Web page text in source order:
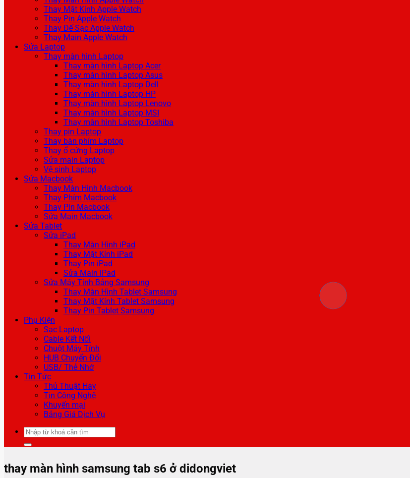
Thay Mặt Kính Apple Watch
Thay Pin Apple Watch
Thay Đế Sạc Apple Watch
Thay Main Apple Watch
Sửa Laptop
Thay màn hình Laptop
Thay màn hình Laptop Acer
Thay màn hình Laptop Asus
Thay màn hình Laptop Dell
Thay màn hình Laptop HP
Thay màn hình Laptop Lenovo
Thay màn hình Laptop MSI
Thay màn hình Laptop Toshiba
Thay pin Laptop
Thay bàn phím Laptop
Thay ổ cứng Laptop
Sửa main Laptop
Vệ sinh Laptop
Sửa Macbook
Thay Màn Hình Macbook
Thay Phím Macbook
Thay Pin Macbook
Sửa Main Macbook
Sửa Tablet
Sửa iPad
Thay Màn Hình iPad
Thay Mặt Kính iPad
Thay Pin iPad
Sửa Main iPad
Sửa Máy Tính Bảng Samsung
Thay Màn Hình Tablet Samsung
Thay Mặt Kính Tablet Samsung
Thay Pin Tablet Samsung
Phụ Kiện
Sạc Laptop
Cable Kết Nối
Chuột Máy Tính
HUB Chuyển Đổi
USB/ Thẻ Nhớ
Tin Tức
Thủ Thuật Hay
Tin Công Nghệ
Khuyến mại
Bảng Giá Dịch Vụ
Tìm
kiếm:
thay màn hình samsung tab s6 ở didongviet